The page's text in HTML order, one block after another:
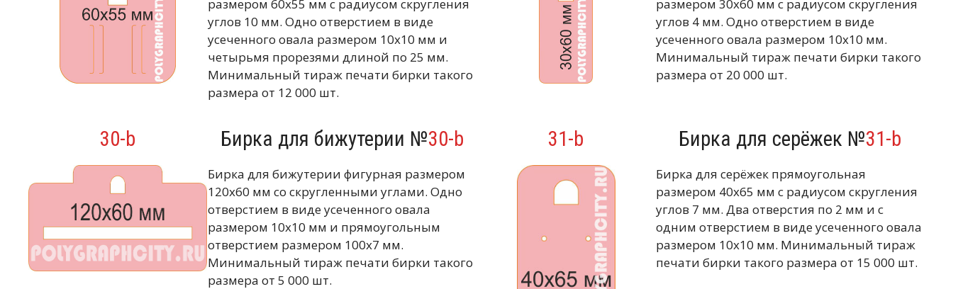
размером 60х55 мм с радиусом скругления
углов 10 мм. Одно отверстием в виде
усеченного овала размером 10х10 мм и
четырьмя прорезями длиной по 25 мм.
Минимальный тираж печати бирки такого
размера от 12 000 шт.
размером 30х60 мм с радиусом скругления
углов 4 мм. Одно отверстием в виде
усеченного овала размером 10х10 мм.
Минимальный тираж печати бирки такого
размера от 20 000 шт.
30-b Бирка для бижутерии №30-b
Бирка для бижутерии фигурная размером
120х60 мм со скругленными углами. Одно
отверстием в виде усеченного овала
размером 10х10 мм и прямоугольным
отверстием размером 100х7 мм.
Минимальный тираж печати бирки такого
размера от 5 000 шт.
31-b Бирка для серёжек №31-b
Бирка для серёжек прямоугольная
размером 40х65 мм с радиусом скругления
углов 7 мм. Два отверстия по 2 мм и с
одним отверстием в виде усеченного овала
размером 10х10 мм. Минимальный тираж
печати бирки такого размера от 15 000 шт.